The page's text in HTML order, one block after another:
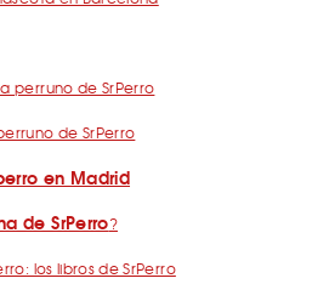
perruno de SrPerro
de SrPerro
en Madrid
de SrPerro?
los libros de SrPerro